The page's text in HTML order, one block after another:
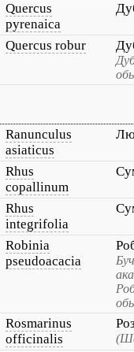
Quercus
pyrenaica
Quercus robur
Ranunculus
asiaticus
Rhus
copallinum
Rhus
integrifolia
Robinia
pseudoacacia
Rosmarinus
officinalis